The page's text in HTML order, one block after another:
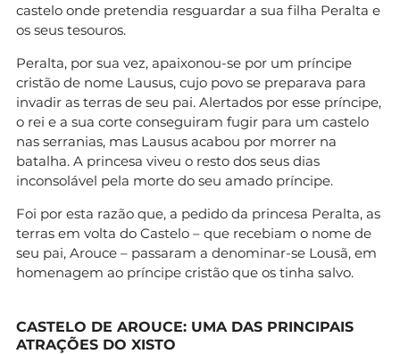
castelo onde pretendia resguardar a sua filha Peralta e
os seus tesouros.
Peralta, por sua vez, apaixonou-se por um príncipe
cristão de nome Lausus, cujo povo se preparava para
invadir as terras de seu pai. Alertados por esse príncipe,
o rei e a sua corte conseguiram fugir para um castelo
nas serranias, mas Lausus acabou por morrer na
batalha. A princesa viveu o resto dos seus dias
inconsolável pela morte do seu amado príncipe.
Foi por esta razão que, a pedido da princesa Peralta, as
terras em volta do Castelo – que recebiam o nome de
seu pai, Arouce – passaram a denominar-se Lousã, em
homenagem ao príncipe cristão que os tinha salvo.
CASTELO DE AROUCE: UMA DAS PRINCIPAIS
ATRAÇÕES DO XISTO